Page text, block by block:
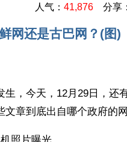
人气： 41,876 分享
网还是古巴网？(图)
生，今天，12月29日，还